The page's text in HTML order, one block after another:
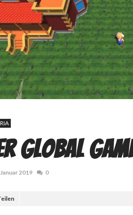
Global
2019 0